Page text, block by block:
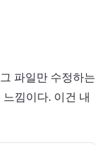
파일만 수정하는
낌이다. 이건 내